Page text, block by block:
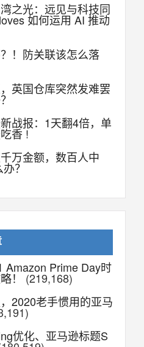
之光：远见与科技同
如何运用 AI 推动
！防关联该怎么落
英国仓库突然发难罢
战报：1天翻4倍，单
香 !
万金额，数百人中
办？
Amazon Prime Day时
！
(219,168)
2020老手惯用的亚马
优化、亚马逊标题S